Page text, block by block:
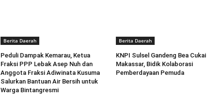
Berita Daerah
Peduli Dampak Kemarau, Ketua
Fraksi PPP Lebak Asep Nuh dan
Anggota Fraksi Adiwinata Kusuma
Salurkan Bantuan Air Bersih untuk
Warga Bintangresmi
Berita Daerah
KNPI Sulsel Gandeng Bea Cukai
Makassar, Bidik Kolaborasi
Pemberdayaan Pemuda